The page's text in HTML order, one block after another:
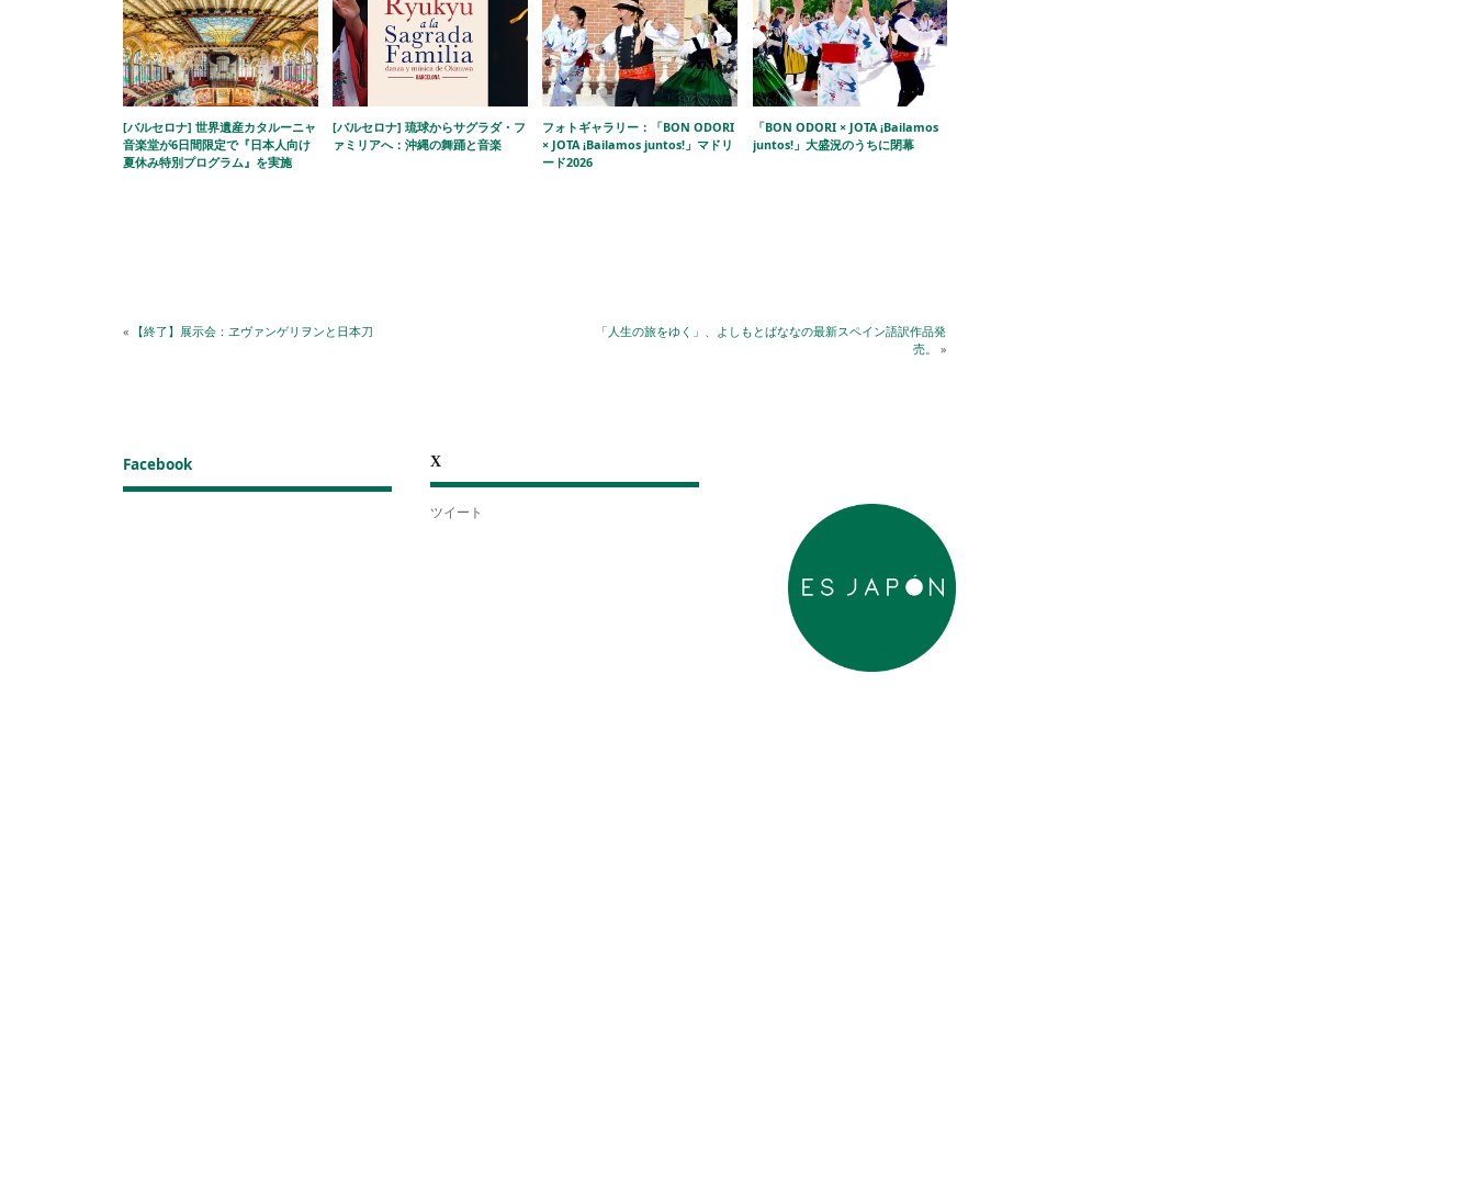
[バルセロナ] 世界遺産カタルーニャ
音楽堂が6日間限定で『日本人向け
夏休み特別プログラム』を実施
[バルセロナ] 琉球からサグラダ・フ
ァミリアへ：沖縄の舞踊と音楽
フォトギャラリー：「BON ODORI
× JOTA ¡Bailamos juntos!」マドリ
ード2026
「BON ODORI × JOTA ¡Bailamos
juntos!」大盛況のうちに閉幕
« 【終了】展示会：ヱヴァンゲリヲンと日本刀
「人生の旅をゆく」、よしもとばななの最新スペイン語訳作品発
売。
»
Facebook X
ツイート